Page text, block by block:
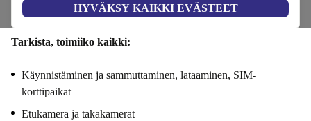
HYVÄKSY KAIKKI EVÄSTEET
Toiminnallisuus Tekniset tiedot Tarjous Henkilötiedot
Tarkista, toimiiko kaikki:
Käynnistäminen ja sammuttaminen, lataaminen, SIM-
korttipaikat
Etukamera ja takakamerat